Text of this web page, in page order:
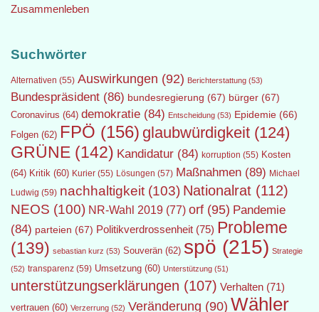
Zusammenleben
Suchwörter
Alternativen (55) Auswirkungen (92) Berichterstattung (53)
Bundespräsident (86) bundesregierung (67) bürger (67)
Coronavirus (64) demokratie (84) Entscheidung (53) Epidemie (66)
Folgen (62) FPÖ (156) glaubwürdigkeit (124)
GRÜNE (142) Kandidatur (84) korruption (55) Kosten
(64) Kritik (60) Kurier (55) Lösungen (57) Maßnahmen (89) Michael
Ludwig (59) nachhaltigkeit (103) Nationalrat (112)
NEOS (100) NR-Wahl 2019 (77) orf (95) Pandemie
(84) parteien (67) Politikverdrossenheit (75) Probleme
(139) sebastian kurz (53) Souverän (62) spö (215) Strategie
(52) transparenz (59) Umsetzung (60) Unterstützung (51)
unterstützungserklärungen (107) Verhalten (71)
vertrauen (60) Verzerrung (52) Veränderung (90) Wähler